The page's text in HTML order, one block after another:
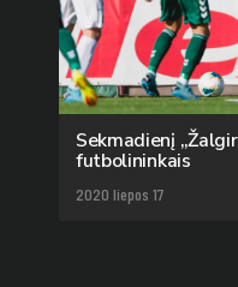
Sekmadienį
futbolininkais
2020 liepos 17